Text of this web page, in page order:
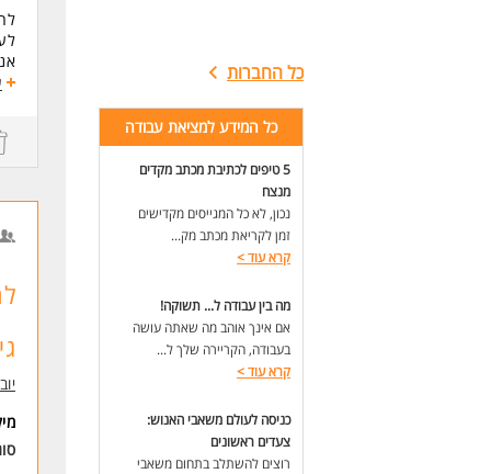
כל החברות
כל המידע למציאת עבודה
5 טיפים לכתיבת מכתב מקדים
מנצח
נכון, לא כל המגייסים מקדישים
זמן לקריאת מכתב מק...
קרא עוד>
מה בין עבודה ל... תשוקה!
אם אינך אוהב מה שאתה עושה
בעבודה, הקריירה שלך ל...
קרא עוד>
כניסה לעולם משאבי האנוש:
צעדים ראשונים
רוצים להשתלב בתחום משאבי
*